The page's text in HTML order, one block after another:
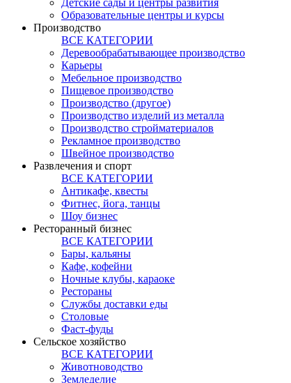
Детские сады и центры развития
Образовательные центры и курсы
Производство
ВСЕ КАТЕГОРИИ
Деревообрабатывающее производство
Карьеры
Мебельное производство
Пищевое производство
Производство (другое)
Производство изделий из металла
Производство стройматериалов
Рекламное производство
Швейное производство
Развлечения и спорт
ВСЕ КАТЕГОРИИ
Антикафе, квесты
Фитнес, йога, танцы
Шоу бизнес
Ресторанный бизнес
ВСЕ КАТЕГОРИИ
Бары, кальяны
Кафе, кофейни
Ночные клубы, караоке
Рестораны
Службы доставки еды
Столовые
Фаст-фуды
Сельское хозяйство
ВСЕ КАТЕГОРИИ
Животноводство
Земледелие